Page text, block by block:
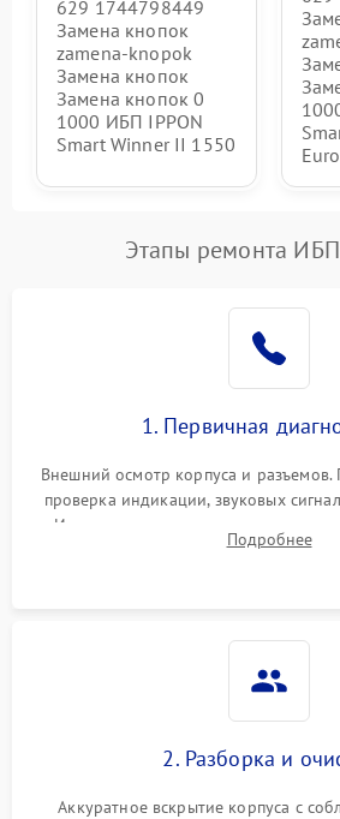
629 1744798449
Замена кнопок
zamena-knopok
Замена кнопок
Замена кнопок 0
1000 ИБП IPPON
Smart Winner II 1550
Euro
Этапы ремонта
1. Первичная
Внешний осмотр корпуса и разъемов.
проверка индикации, звуковых
Измерение входного и выходного
реакции ИБП на отключение
Подробнее
2. Разборка и
Аккуратное вскрытие корпуса с